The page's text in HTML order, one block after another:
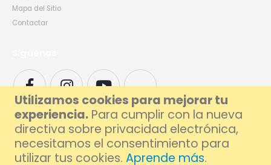
Utilizamos cookies para mejorar tu
experiencia. Para cumplir con la nueva
directiva sobre privacidad electrónica,
necesitamos el consentimiento para
utilizar tus cookies. Aprende más.
Mapa del Sitio
Contactar
© 2026 Foxlive - Especialistas en Reparación de Móviles y Ordenadores en